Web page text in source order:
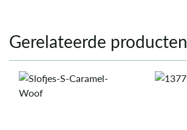
Gerelateerde producten